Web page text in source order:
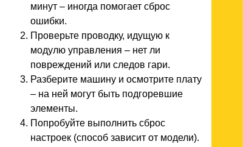
минут – иногда помогает сброс
ошибки.
Проверьте проводку, идущую к
модулю управления – нет ли
повреждений или следов гари.
Разберите машину и осмотрите плату
– на ней могут быть подгоревшие
элементы.
Попробуйте выполнить сброс
настроек (способ зависит от модели).